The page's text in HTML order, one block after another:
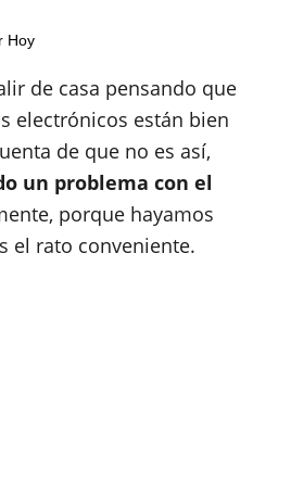
Hoy
de casa pensando que
electrónicos están bien
de que no es así,
un problema con el
porque hayamos
el rato conveniente.